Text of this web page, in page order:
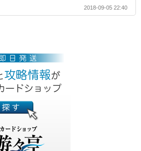
2018-09-05 22:40